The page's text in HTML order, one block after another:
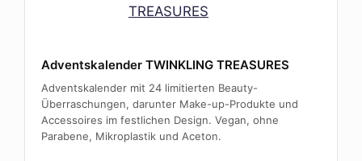
Adventskalender TWINKLING TREASURES
Adventskalender mit 24 limitierten Beauty-
Überraschungen, darunter Make-up-Produkte und
Accessoires im festlichen Design. Vegan, ohne
Parabene, Mikroplastik und Aceton.